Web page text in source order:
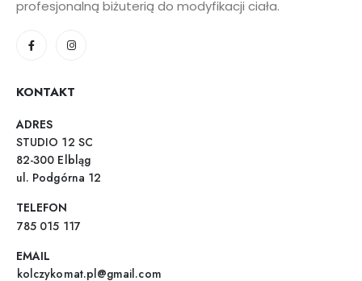
profesjonalną biżuterią do modyfikacji ciała.
KONTAKT
ADRES
STUDIO 12 SC
82-300 Elbląg
ul. Podgórna 12
TELEFON
785 015 117
EMAIL
kolczykomat.pl@gmail.com